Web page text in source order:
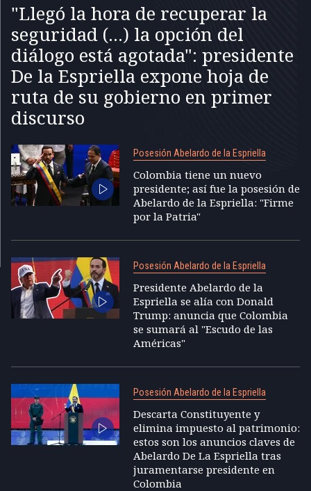
"Llegó la hora de recuperar la
seguridad (...) la opción del
diálogo está agotada": presidente
De la Espriella expone hoja de
ruta de su gobierno en primer
discurso
Posesión Abelardo de la Espriella
Colombia tiene un nuevo
presidente; así fue la posesión de
Abelardo de la Espriella: "Firme
por la Patria"
Posesión Abelardo de la Espriella
Presidente Abelardo de la
Espriella se alía con Donald
Trump: anuncia que Colombia
se sumará al "Escudo de las
Américas"
Posesión Abelardo de la Espriella
Descarta Constituyente y
elimina impuesto al patrimonio:
estos son los anuncios claves de
Abelardo De La Espriella tras
juramentarse presidente en
Colombia